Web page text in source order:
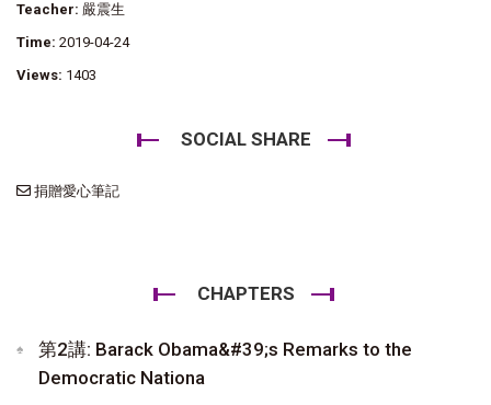
Teacher: 嚴震生
Time: 2019-04-24
Views: 1403
SOCIAL SHARE
捐贈愛心筆記
CHAPTERS
第2講: Barack Obama&#39;s Remarks to the
Democratic Nationa